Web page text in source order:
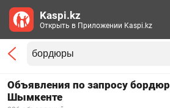
Объявления по запросу
Шымкенте
Kaspi.kz
Открыть в Приложении Kaspi.kz